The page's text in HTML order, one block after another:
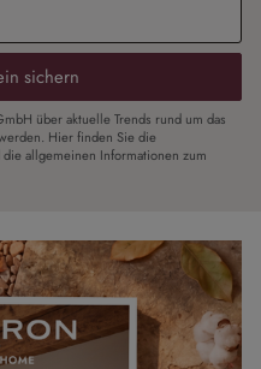
sichern
über aktuelle Trends rund um das
Hier finden Sie die
allgemeinen Informationen zum